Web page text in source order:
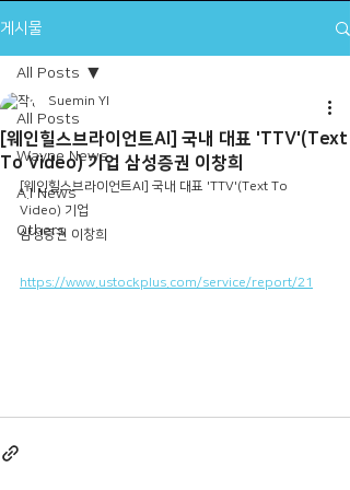
게시물
All Posts
Wayne News
A.I News
Others
All Posts
[웨인힐스브라이언트AI] 국내 대표 'TTV'(Text
To Video) 기업 삼성증권 이창희
Suemin YI
[웨인힐스브라이언트AI] 국내 대표 'TTV'(Text To
Video) 기업
삼성증권 이창희
https://www.ustockplus.com/service/report/21